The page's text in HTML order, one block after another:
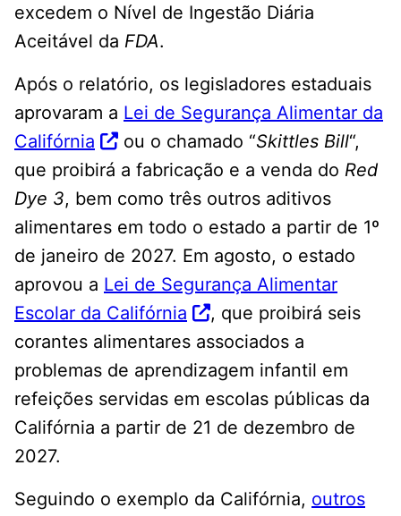
excedem o Nível de Ingestão Diária
Aceitável da FDA.
Após o relatório, os legisladores estaduais
aprovaram a Lei de Segurança Alimentar da
Califórnia
ou o chamado “Skittles Bill“,
que proibirá a fabricação e a venda do Red
Dye 3, bem como três outros aditivos
alimentares em todo o estado a partir de 1º
de janeiro de 2027. Em agosto, o estado
aprovou a Lei de Segurança Alimentar
Escolar da Califórnia
, que proibirá seis
corantes alimentares associados a
problemas de aprendizagem infantil em
refeições servidas em escolas públicas da
Califórnia a partir de 21 de dezembro de
2027.
Seguindo o exemplo da Califórnia, outros